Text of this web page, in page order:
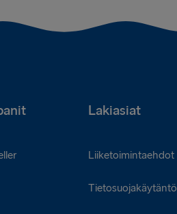
Lakiasiat
Liiketoimintaehdot
Tietosuojakäytäntö